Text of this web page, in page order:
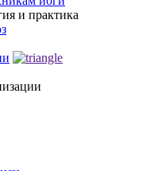
и практика